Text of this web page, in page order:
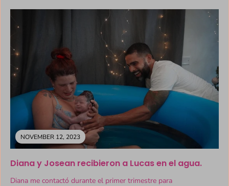
NOVEMBER 12, 2023
Diana y Josean recibieron a Lucas en el agua.
Diana me contactó durante el primer trimestre para